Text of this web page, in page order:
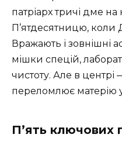
патріарх тричі дме на
П’ятдесятницю, коли
Вражають і зовнішні
мішки спецій,
чистоту. Але в
переломлює матерію у
П’ять ключових